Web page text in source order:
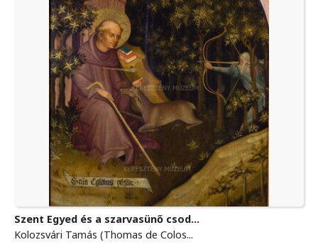
Szent Egyed és a szarvasünő csod...
Kolozsvári Tamás (Thomas de Colos...